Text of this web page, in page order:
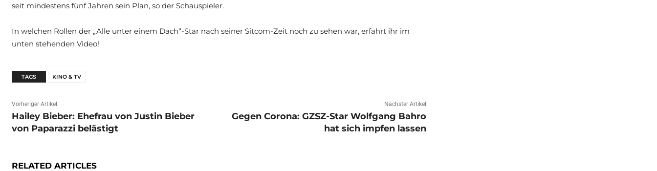
seit mindestens fünf Jahren sein Plan, so der Schauspieler.
In welchen Rollen der „Alle unter einem Dach“-Star nach seiner Sitcom-Zeit noch zu sehen war, erfahrt ihr im
unten stehenden Video!
TAGS KINO & TV
Vorheriger Artikel
Hailey Bieber: Ehefrau von Justin Bieber
von Paparazzi belästigt
Nächster Artikel
Gegen Corona: GZSZ-Star Wolfgang Bahro
hat sich impfen lassen
RELATED ARTICLES